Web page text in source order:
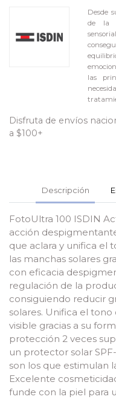
Desde
de la
las
Disfruta de envíos
a $100+
Descripción
FotoUltra 100 ISDIN
acción
que aclara y unifica el
las manchas solares
con eficacia
regulación de la
consiguiendo reducir
solares. Unifica el
visible gracias a su
protección 2 veces
un protector solar
son los que estimulan
Excelente
funde con la piel para